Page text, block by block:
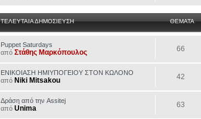
ΤΕΛΕΥΤΑΙΑ ΔΗΜΟΣΙΕΥΣΗ ΘΕΜΑΤΑ
Puppet Saturdays
από Στάθης Μαρκόπουλος 66
ΕΝΙΚΟΙΑΣΗ ΗΜΙΥΠΟΓΕΙΟΥ ΣΤΟΝ ΚΩΛΟΝΟ
από Niki Mitsakou 42
Δράση από την Assitej
από Unima 63